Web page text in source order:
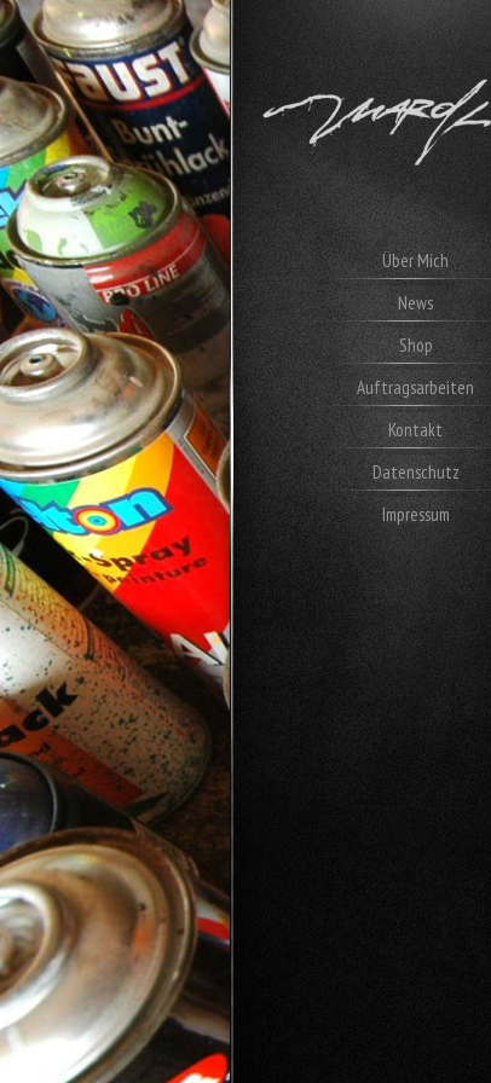
Über Mich
News
Shop
Auftragsarbeiten
Kontakt
Datenschutz
Impressum